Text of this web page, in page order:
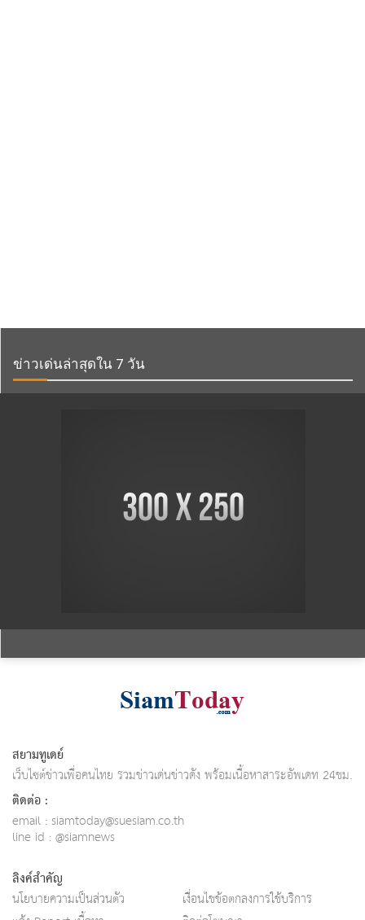
ข่าวเด่นล่าสุดใน 7 วัน
สยามทูเดย์
เว็บไซต์ข่าวเพื่อคนไทย รวมข่าวเด่นข่าวดัง พร้อมเนื้อหาสาระอัพเดท 24ชม.
ติดต่อ :
email : siamtoday@suesiam.co.th
line id : @siamnews
ลิงค์สำคัญ
นโยบายความเป็นส่วนตัว
เงื่อนไขข้อตกลงการใช้บริการ